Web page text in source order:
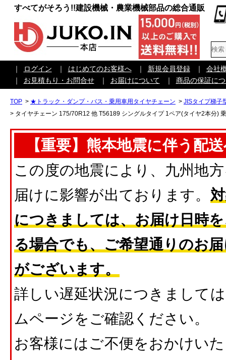
すべてがそろう!!建設機械・農業機械部品の総合通販
｜ ログイン ｜ はじめてのお客様へ ｜ 新規会員登録 ｜
会社
｜
お見積もり・お問合せ ｜ お届けについて ｜ 商品の保証に
TOP > ★トラック・ダンプ・バス・乗用車用タイヤチェーン > JISタイプ梯子
> タイヤチェーン 175/70R12 他 T56189 シングルタイプ 1ペア(タイヤ2本分)
【重要】熊本地震に伴う配
この度の地震により、九州地
届けに影響が出ております。
につきましては、お届け日時
る場合でも、ご希望通りのお
がございます。
詳しい遅延状況につきまして
ムページをご確認ください。
お客様にはご不便をおかけい